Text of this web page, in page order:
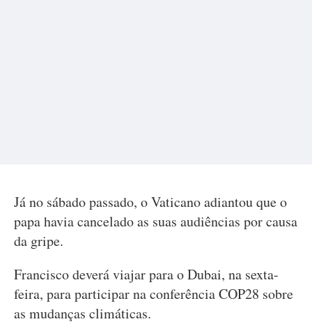
Já no sábado passado, o Vaticano adiantou que o
papa havia cancelado as suas audiências por causa
da gripe.
Francisco deverá viajar para o Dubai, na sexta-
feira, para participar na conferência COP28 sobre
as mudanças climáticas.